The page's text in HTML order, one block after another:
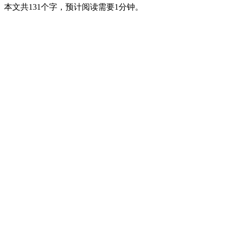
本文共131个字，预计阅读需要1分钟。